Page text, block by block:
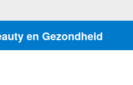
en Gezondheid